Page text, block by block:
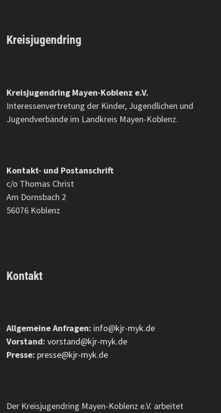
Kreisjugendring
Kreisjugendring Mayen-Koblenz e.V.
Interessenvertretung der Kinder, Jugendlichen und
Jugendverbände im Landkreis Mayen-Koblenz.
Kontakt- und Postanschrift
c/o Thomas Christ
Am Dornsbach 2
56076 Koblenz
Kontakt
Allgemeine Anfragen: info@kjr-myk.de
Vorstand: vorstand@kjr-myk.de
Presse: presse@kjr-myk.de
Der Kreisjugendring Mayen-Koblenz e.V. arbeitet